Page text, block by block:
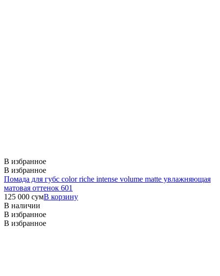
В избранное
В избранное
Помада для губс color riche intense volume matte увлажняющая
матовая оттенок 601
125 000 сумВ корзину
В наличии
В избранное
В избранное